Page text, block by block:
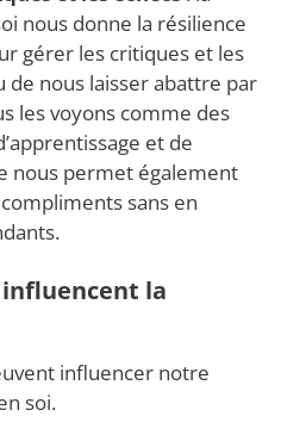
nous donne la résilience
gérer les critiques et les
de nous laisser abattre par
les voyons comme des
et de
nous permet également
sans en
la
influencer notre
soi.